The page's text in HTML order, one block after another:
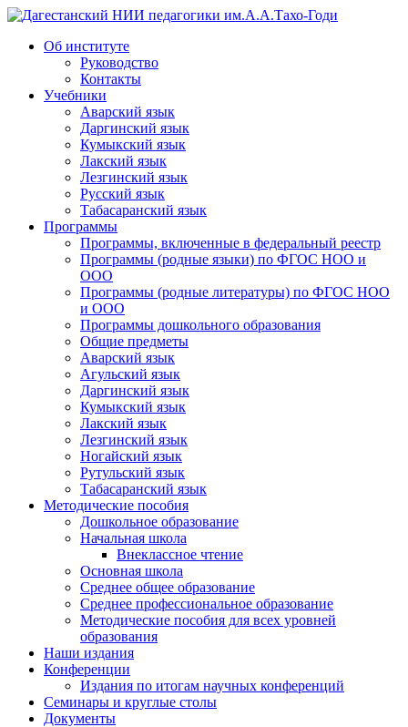
Дагестанский НИИ педагогики им.А.А.Тахо-Годи
Об институте
Руководство
Контакты
Учебники
Аварский язык
Даргинский язык
Кумыкский язык
Лакский язык
Лезгинский язык
Русский язык
Табасаранский язык
Программы
Программы, включенные в федеральный реестр
Программы (родные языки) по ФГОС НОО и
ООО
Программы (родные литературы) по ФГОС НОО
и ООО
Программы дошкольного образования
Общие предметы
Аварский язык
Агульский язык
Даргинский язык
Кумыкский язык
Лакский язык
Лезгинский язык
Ногайский язык
Рутульский язык
Табасаранский язык
Методические пособия
Дошкольное образование
Начальная школа
Внеклассное чтение
Основная школа
Среднее общее образование
Среднее профессиональное образование
Методические пособия для всех уровней
образования
Наши издания
Конференции
Издания по итогам научных конференций
Семинары и круглые столы
Документы